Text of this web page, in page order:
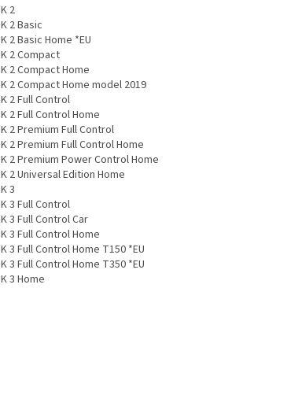
K 2
K 2 Basic
K 2 Basic Home *EU
K 2 Compact
K 2 Compact Home
K 2 Compact Home model 2019
K 2 Full Control
K 2 Full Control Home
K 2 Premium Full Control
K 2 Premium Full Control Home
K 2 Premium Power Control Home
K 2 Universal Edition Home
K 3
K 3 Full Control
K 3 Full Control Car
K 3 Full Control Home
K 3 Full Control Home T150 *EU
K 3 Full Control Home T350 *EU
K 3 Home